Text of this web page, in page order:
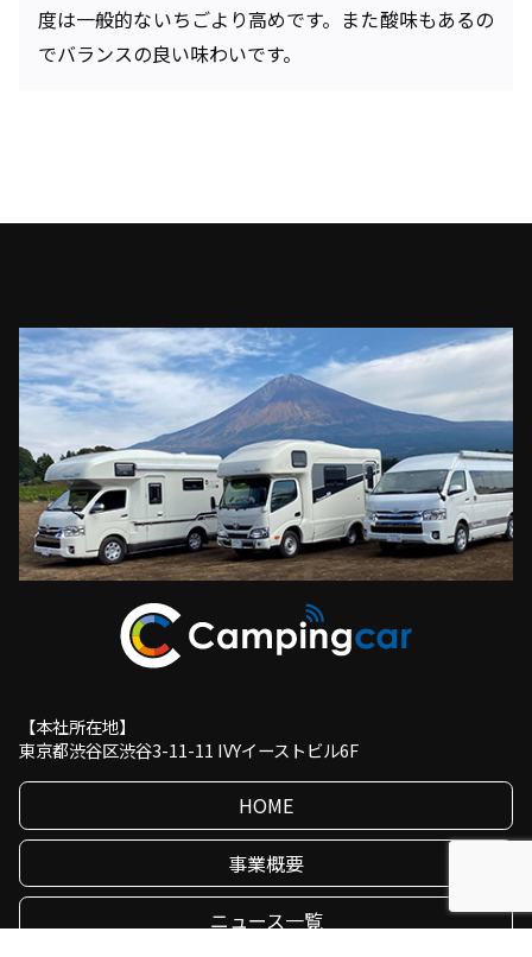
度は一般的ないちごより高めです。また酸味もあるの
でバランスの良い味わいです。
【本社所在地】
東京都渋谷区渋谷3-11-11 IVYイーストビル6F
HOME
事業概要
ニュース一覧